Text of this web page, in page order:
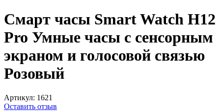
Смарт часы Smart Watch H12
Pro Умные часы с сенсорным
экраном и голосовой связью
Розовый
Артикул: 1621
Оставить отзыв